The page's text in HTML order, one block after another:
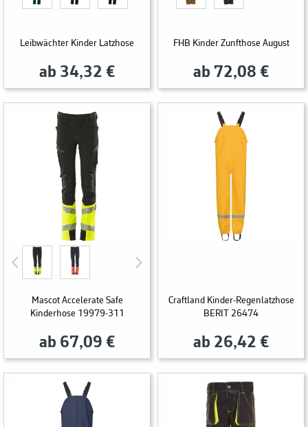
Leibwächter Kinder Latzhose
ab 34,32 €
FHB Kinder Zunfthose August
ab 72,08 €
Mascot Accelerate Safe
Kinderhose 19979-311
ab 67,09 €
Craftland Kinder-Regenlatzhose
BERIT 26474
ab 26,42 €